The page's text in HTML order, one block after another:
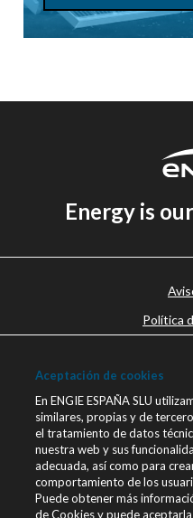
Energy is
Política
Únete
Sala
Aceptación de cookies
En ENGIE ESPAÑA SLU
similares, propias y de
el tratamiento de datos
nuestra web y sus
adecuada, así como para
comportamiento de los
Puede obtener más
de Cookiesy puede